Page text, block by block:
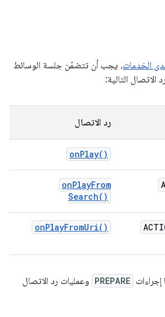
الخدمات، يجب أن تتضمّن جلسة الوسائط
الاتصال التالية:
رد الاتصال
onPlay( )
onPlayFrom
Search( )
onPlayFromUri( )
PREPARE وعمليات رد الاتصال